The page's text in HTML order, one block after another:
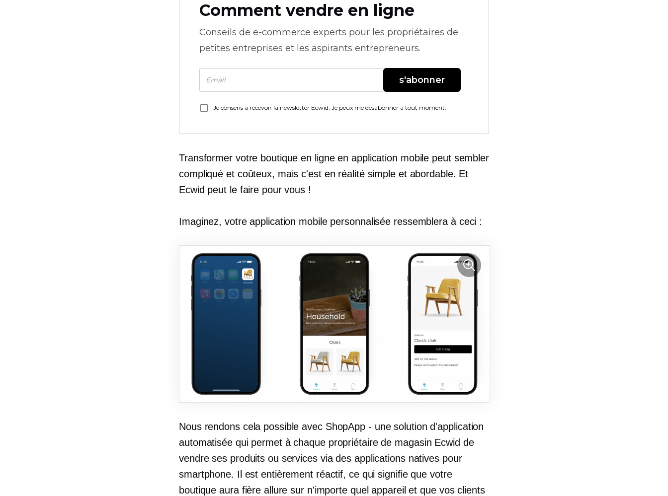
Comment vendre en ligne
Conseils de e-commerce experts pour les propriétaires de
petites entreprises et les aspirants entrepreneurs.
s'abonner
Je consens à recevoir la newsletter Ecwid. Je peux me désabonner à tout moment.
Transformer votre boutique en ligne en application mobile peut sembler
compliqué et coûteux, mais c'est en réalité simple et abordable. Et
Ecwid peut le faire pour vous !
Imaginez, votre application mobile personnalisée ressemblera à ceci :
Nous rendons cela possible avec ShopApp - une solution d'application
automatisée qui permet à chaque propriétaire de magasin Ecwid de
vendre ses produits ou services via des applications natives pour
smartphone. Il est entièrement réactif, ce qui signifie que votre
boutique aura fière allure sur n'importe quel appareil et que vos clients